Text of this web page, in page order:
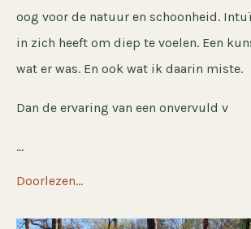
oog voor de natuur en schoonheid.
in zich heeft om diep te voelen. Een
wat er was. En ook wat ik daarin miste.
Dan de ervaring van een onvervuld v
...
Doorlezen...